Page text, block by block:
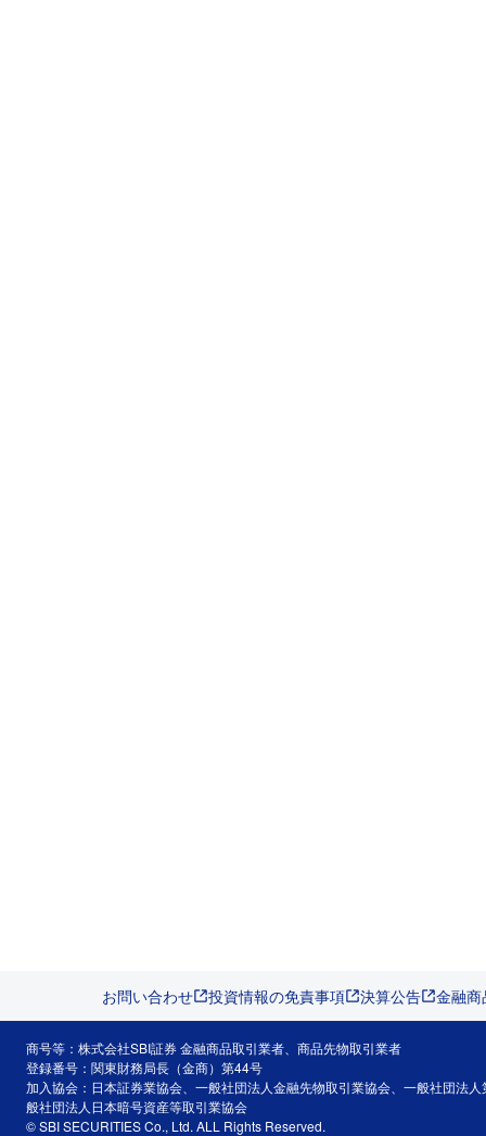
お問い合わせ 投資情報の免責事項 決算公告 金融
商号等：株式会社SBI証券 金融商品取引業者、商品先物取引業者
登録番号：関東財務局長（金商）第44号
加入協会：日本証券業協会、一般社団法人金融先物取引業協会、一般社団法
般社団法人日本暗号資産等取引業協会
© SBI SECURITIES Co., Ltd. ALL Rights Reserved.